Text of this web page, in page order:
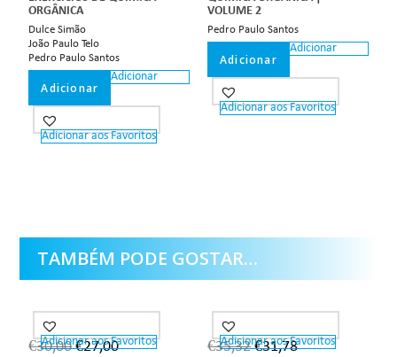
ORGÂNICA
Dulce Simão
João Paulo Telo
Pedro Paulo Santos
Adicionar
Adicionar
Adicionar aos Favoritos
VOLUME 2
Pedro Paulo Santos
Adicionar
Adicionar
Adicionar aos Favoritos
TAMBÉM PODE GOSTAR…
Adicionar aos Favoritos
€30,00 €27,00 Adicionar aos Favoritos
€35,32 €31,78